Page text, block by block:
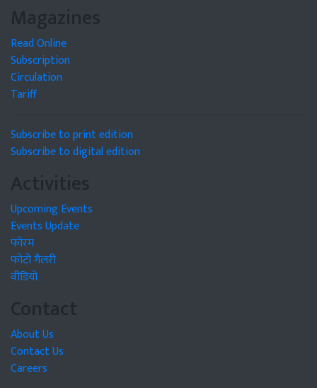
Magazines
Read Online
Subscription
Circulation
Tariff
Subscribe to print edition
Subscribe to digital edition
Activities
Upcoming Events
Events Update
फोरम
फोटो गैलरी
वीडियो
Contact
About Us
Contact Us
Careers